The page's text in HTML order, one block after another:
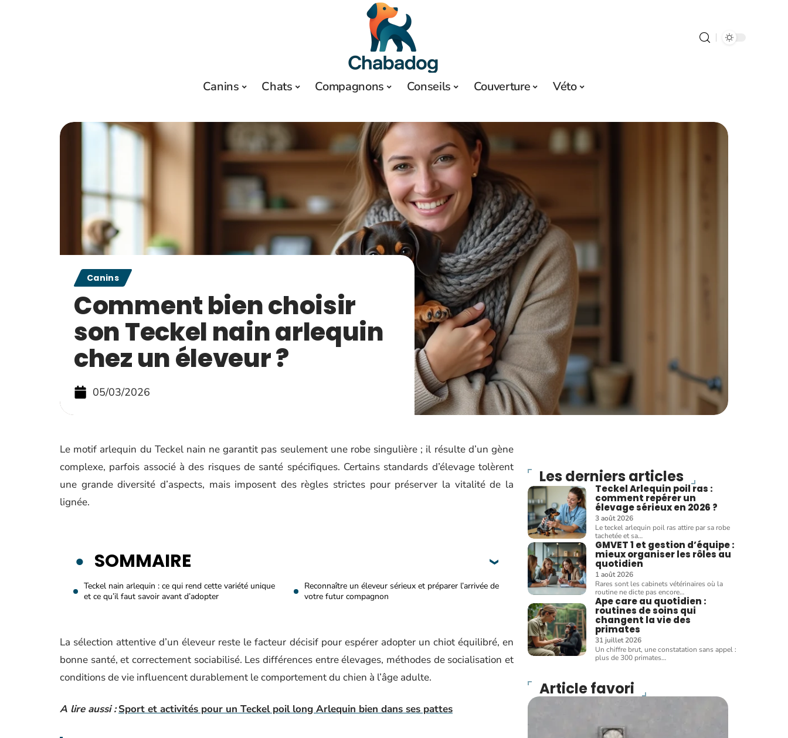
Canins Chats Compagnons Conseils Couverture Véto
Canins
Comment bien choisir
son Teckel nain arlequin
chez un éleveur ?
05/03/2026
Le motif arlequin du Teckel nain ne garantit pas seulement une robe singulière ; il résulte d’un gène
complexe, parfois associé à des risques de santé spécifiques. Certains standards d’élevage tolèrent
une grande diversité d’aspects, mais imposent des règles strictes pour préserver la vitalité de la
lignée.
SOMMAIRE
Teckel nain arlequin : ce qui rend cette variété unique
et ce qu’il faut savoir avant d’adopter
Reconnaître un éleveur sérieux et préparer l’arrivée de
votre futur compagnon
La sélection attentive d’un éleveur reste le facteur décisif pour espérer adopter un chiot équilibré, en
bonne santé, et correctement sociabilisé. Les différences entre élevages, méthodes de socialisation et
conditions de vie influencent durablement le comportement du chien à l’âge adulte.
A lire aussi : Sport et activités pour un Teckel poil long Arlequin bien dans ses pattes
Les derniers articles
Teckel Arlequin poil ras :
comment repérer un
élevage sérieux en 2026 ?
3 août 2026
Le teckel arlequin poil ras attire par sa robe
tachetée et sa…
GMVET 1 et gestion d’équipe :
mieux organiser les rôles au
quotidien
1 août 2026
Rares sont les cabinets vétérinaires où la
routine ne dicte pas encore…
Ape care au quotidien :
routines de soins qui
changent la vie des
primates
31 juillet 2026
Un chiffre brut, une constatation sans appel :
plus de 300 primates…
Article favori